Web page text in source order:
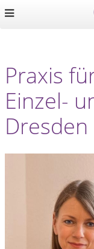
Praxis
Einzel-
Dresden